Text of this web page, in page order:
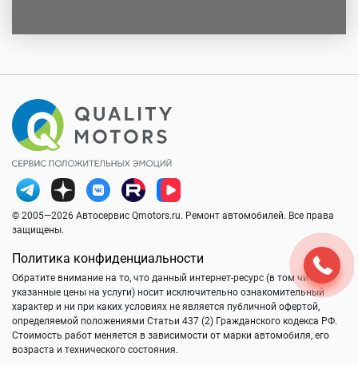
© 2005—2026 Автосервис Qmotors.ru. Ремонт автомобилей. Все права
защищены.
Политика конфиденциальности
Обратите внимание на то, что данный интернет-ресурс (в том числе
указанные цены на услуги) носит исключительно ознакомительный
характер и ни при каких условиях не является публичной офертой,
определяемой положениями Статьи 437 (2) Гражданского кодекса РФ.
Стоимость работ меняется в зависимости от марки автомобиля, его
возраста и технического состояния.